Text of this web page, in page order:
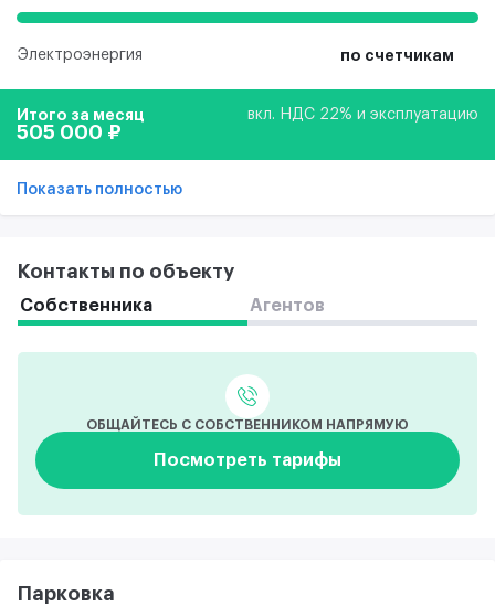
Электроэнергия по счетчикам
Итого за месяц вкл. НДС 22% и эксплуатацию
505 000 ₽
Показать полностью
Контакты по объекту
Собственника Агентов
ОБЩАЙТЕСЬ С СОБСТВЕННИКОМ НАПРЯМУЮ
Посмотреть тарифы
Парковка